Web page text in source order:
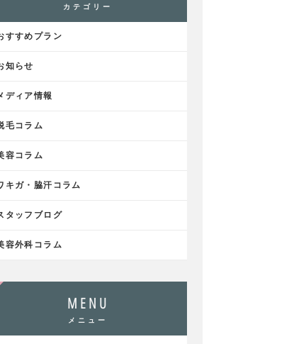
カテゴリー
すすめプラン
知らせ
ディア情報
毛コラム
容コラム
キガ・脇汗コラム
タッフブログ
容外科コラム
MENU
メニュー